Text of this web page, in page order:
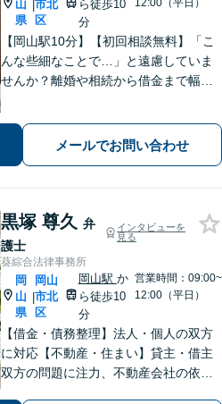
山
県
|市北
区
ら徒歩10
分
12:00（平日）
【岡山駅10分】【初回相談無料】「こ
んな些細なことで…」と遠慮していま
せんか？離婚や相続から借金まで幅広
んな小さなお悩みでもお伺いいたしま
す。気軽にご相談ください【夜間・休
メールでお問い合わせ
黒塚 尊久 弁
護士
インタビューを
見る
葵綜合法律事務所
岡
山
県
|
岡山
市北
区
岡山駅 か
ら徒歩10
分
営業時間：09:00~
12:00（平日）
【借金・債務整理】法人・個人の双方
に対応【不動産・住まい】貸主・借主
双方の問題に注力、不動産会社の依頼